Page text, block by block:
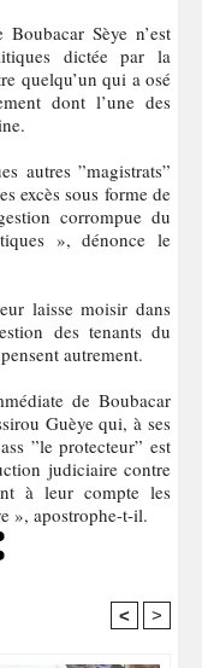
Sèye n’est
dictée par la
quelqu’un qui a osé
dont l’une des
autres ”magistrats”
excès sous forme de
corrompue du
», dénonce le
laisse moisir dans
des tenants du
autrement.
de Boubacar
Guèye qui, à ses
”le protecteur” est
judiciaire contre
à leur compte les
», apostrophe-t-il.
< >